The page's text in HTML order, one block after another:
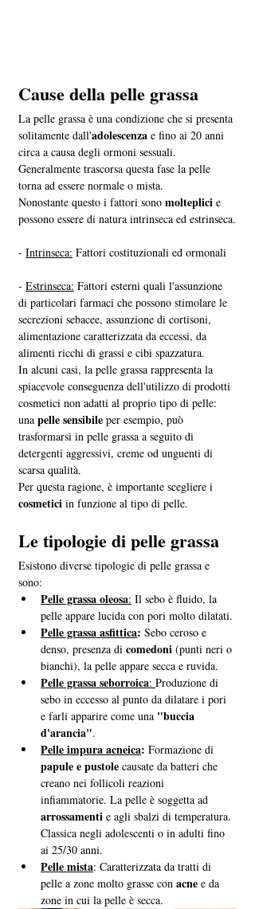
Cause della pelle grassa
La pelle grassa è una condizione che si presenta
solitamente dall'adolescenza e fino ai 20 anni
circa a causa degli ormoni sessuali.
Generalmente trascorsa questa fase la pelle
torna ad essere normale o mista.
Nonostante questo i fattori sono molteplici e
possono essere di natura intrinseca ed estrinseca.
- Intrinseca: Fattori costituzionali ed ormonali
- Estrinseca: Fattori esterni quali l'assunzione
di particolari farmaci che possono stimolare le
secrezioni sebacee, assunzione di cortisoni,
alimentazione caratterizzata da eccessi, da
alimenti ricchi di grassi e cibi spazzatura.
In alcuni casi, la pelle grassa rappresenta la
spiacevole conseguenza dell'utilizzo di prodotti
cosmetici non adatti al proprio tipo di pelle:
una pelle sensibile per esempio, può
trasformarsi in pelle grassa a seguito di
detergenti aggressivi, creme od unguenti di
scarsa qualità.
Per questa ragione, è importante scegliere i
cosmetici in funzione al tipo di pelle.
Le tipologie di pelle grassa
Esistono diverse tipologie di pelle grassa e
sono:
Pelle grassa oleosa: Il sebo è fluido, la
pelle appare lucida con pori molto dilatati.
Pelle grassa asfittica: Sebo ceroso e
denso, presenza di comedoni (punti neri o
bianchi), la pelle appare secca e ruvida.
Pelle grassa seborroica: Produzione di
sebo in eccesso al punto da dilatare i pori
e farli apparire come una "buccia
d'arancia".
Pelle impura acneica: Formazione di
papule e pustole causate da batteri che
creano nei follicoli reazioni
infiammatorie. La pelle è soggetta ad
arrossamenti e agli sbalzi di temperatura.
Classica negli adolescenti o in adulti fino
ai 25/30 anni.
Pelle mista: Caratterizzata da tratti di
pelle a zone molto grasse con acne e da
zone in cui la pelle è secca.